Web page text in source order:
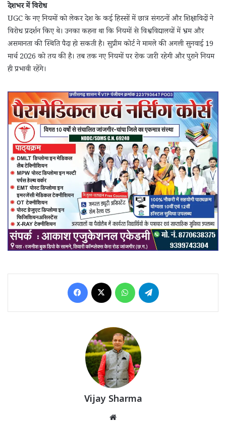
देशभर में विरोध
UGC के नए नियमों को लेकर देश के कई हिस्सों में छात्र संगठनों और शिक्षाविदों ने
विरोध प्रदर्शन किए थे। उनका कहना था कि नियमों से विश्वविद्यालयों में भ्रम और
असमानता की स्थिति पैदा हो सकती है। सुप्रीम कोर्ट ने मामले की अगली सुनवाई 19
मार्च 2026 को तय की है। तब तक नए नियमों पर रोक जारी रहेगी और पुराने नियम
ही प्रभावी रहेंगे।
Facebook WhatsApp
Vijay Sharma